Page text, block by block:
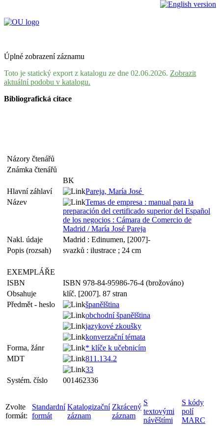
Úplné zobrazení záznamu
Toto je statický export z katalogu ze dne 02.06.2026. Zobrazit
aktuální podobu v katalogu.
Bibliografická citace
Názory čtenářů
Známka čtenářů
BK
Hlavní záhlaví
Pareja, María José
Název
Temas de empresa : manual para la
preparación del certificado superior del Español
de los negocios : Cámara de Comercio de
Madrid / María José Pareja
Nakl. údaje
Madrid : Edinumen, [2007]-
Popis (rozsah)
svazků : ilustrace ; 24 cm
EXEMPLÁŘE
ISBN
ISBN 978-84-95986-76-4 (brožováno)
Obsahuje
klíč. [2007]. 87 stran
Předmět - heslo
španělština
obchodní španělština
jazykové zkoušky
konverzační témata
Forma, žánr
* klíče k učebnicím
MDT
811.134.2
33
Systém. číslo
001462336
Zvolte
formát:
Standardní
formát
Katalogizační
záznam
Zkrácený
záznam
S
textovými
návěštími
S kódy
polí
MARC